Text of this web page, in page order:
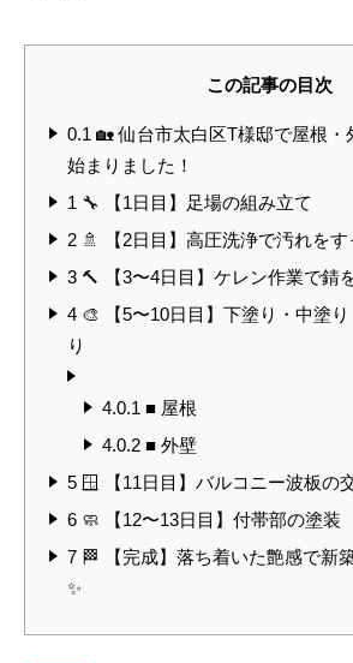
この記事の目次
0.1 🏡 仙台市太白区T様邸で屋根・
始まりました！
1 🔧 【1日目】足場の組み立て
2 🚿 【2日目】高圧洗浄で汚れをす
3 🔨 【3〜4日目】ケレン作業で錆
4 🎨 【5〜10日目】下塗り・中塗
り
4.0.1 ■ 屋根
4.0.2 ■ 外壁
5 🪟 【11日目】バルコニー波板の
6 🧼 【12〜13日目】付帯部の塗装
7 🏁 【完成】落ち着いた艶感で新
✨